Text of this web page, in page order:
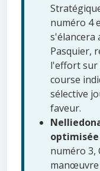
numéro 4
s'élancera
Pasquier,
l'effort sur
course
sélective
faveur.
optimisée
numéro 3,
manœuvre